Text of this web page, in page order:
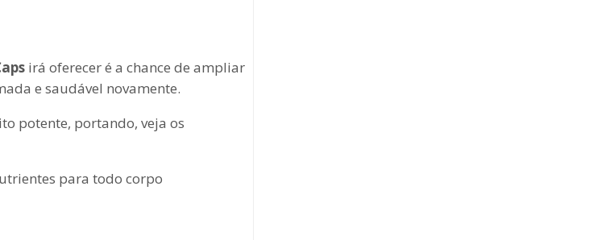
irá oferecer é a chance de ampliar
e saudável novamente.
potente, portando, veja os
para todo corpo